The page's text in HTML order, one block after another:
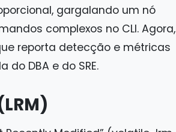
gargalando um nó
complexos no CLI. Agora,
reporta detecção e métricas
DBA e do SRE.